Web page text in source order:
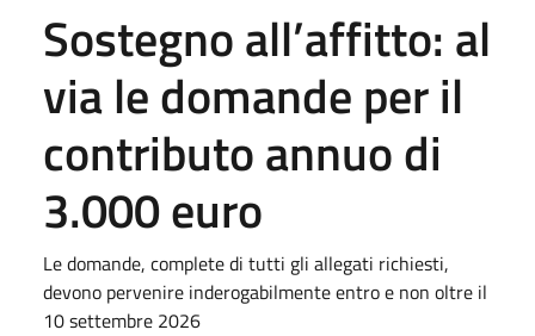
Sostegno all’affitto: al
via le domande per il
contributo annuo di
3.000 euro
Le domande, complete di tutti gli allegati richiesti,
devono pervenire inderogabilmente entro e non oltre il
10 settembre 2026